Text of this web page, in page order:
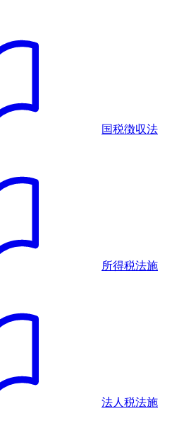
国税徴収法
所得税法施
法人税法施